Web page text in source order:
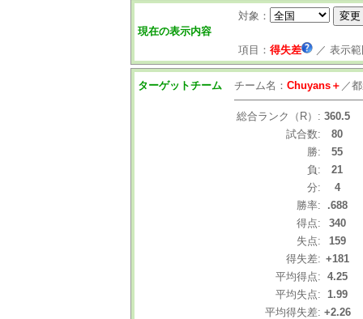
現在の表示内容
対象：
項目： 得失差 ／ 表示
ターゲットチーム チーム名： Chuyans＋ ／
総合ランク（R）: 360.5
試合数:
80
勝:
55
負:
21
分:
4
勝率:
.688
得点:
340
失点:
159
得失差: +181
平均得点: 4.25
平均失点: 1.99
平均得失差: +2.26